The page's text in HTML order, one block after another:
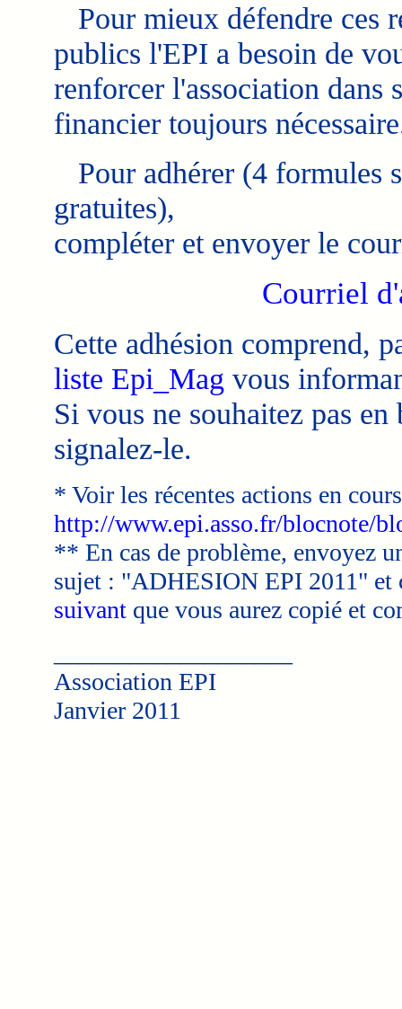
Pour mieux défendre ces
publics l'EPI a besoin de
renforcer l'association dans
financier toujours
Pour adhérer (4 formules
gratuites),
compléter et envoyer le
Courriel
Cette adhésion comprend,
liste Epi_Mag vous
Si vous ne souhaitez pas
signalez-le.
* Voir les récentes actions en
http://www.epi.asso.fr/blocnote/
** En cas de problème, envoyez
sujet : "ADHESION EPI 2011" et
suivantque vous aurez copié et
Association EPI
Janvier 2011